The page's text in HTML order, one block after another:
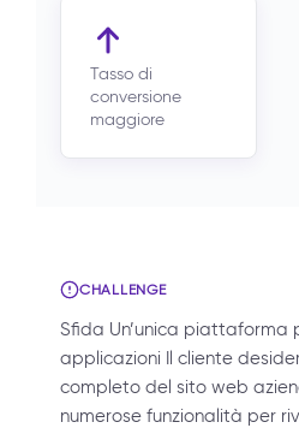
Tasso di
conversione
maggiore
CHALLENGE
Sfida Un’unica piattaforma
applicazioni Il cliente
completo del sito web
numerose funzionalità per